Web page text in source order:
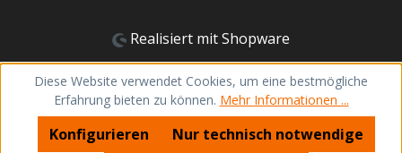
Realisiert mit Shopware
Diese Website verwendet Cookies, um eine bestmögliche
Erfahrung bieten zu können. Mehr Informationen ...
Nur technisch notwendige
Konfigurieren